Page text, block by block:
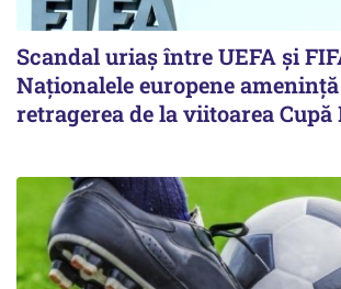
Scandal uriaş între UEFA şi
Naţionalele europene
retragerea de la viitoarea